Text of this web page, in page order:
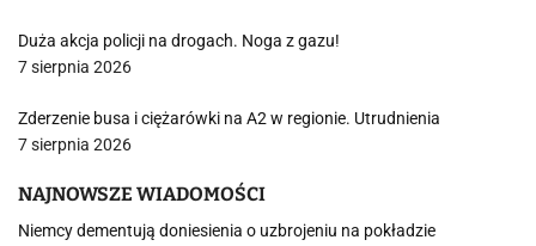
Duża akcja policji na drogach. Noga z gazu!
7 sierpnia 2026
Zderzenie busa i ciężarówki na A2 w regionie. Utrudnienia
7 sierpnia 2026
NAJNOWSZE WIADOMOŚCI
Niemcy dementują doniesienia o uzbrojeniu na pokładzie